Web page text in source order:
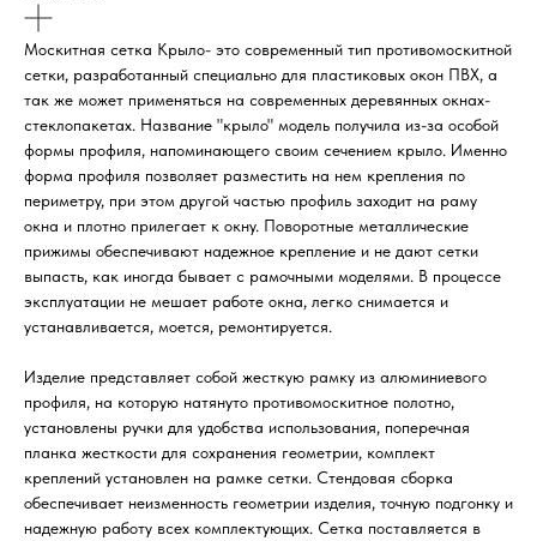
Москитная сетка Крыло- это современный тип противомоскитной
сетки, разработанный специально для пластиковых окон ПВХ, а
так же может применяться на современных деревянных окнах-
стеклопакетах. Название "крыло" модель получила из-за особой
формы профиля, напоминающего своим сечением крыло. Именно
форма профиля позволяет разместить на нем крепления по
периметру, при этом другой частью профиль заходит на раму
окна и плотно прилегает к окну. Поворотные металлические
прижимы обеспечивают надежное крепление и не дают сетки
выпасть, как иногда бывает с рамочными моделями. В процессе
эксплуатации не мешает работе окна, легко снимается и
устанавливается, моется, ремонтируется.
Изделие представляет собой жесткую рамку из алюминиевого
профиля, на которую натянуто противомоскитное полотно,
установлены ручки для удобства использования, поперечная
планка жесткости для сохранения геометрии, комплект
креплений установлен на рамке сетки. Стендовая сборка
обеспечивает неизменность геометрии изделия, точную подгонку и
надежную работу всех комплектующих. Сетка поставляется в